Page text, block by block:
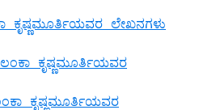
ಲೇಖನಗಳು
ಕೃಷ್ಣಮೂರ್ತಿಯವರ
ಕೃಷ್ಣಮೂರ್ತಿಯವರ